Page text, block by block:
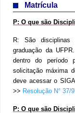
Matrícula
P: O que são
R: São
graduação da
dentro do período
solicitação máxima
deve acessar o
>> Resolução N° 37/
P: O que são